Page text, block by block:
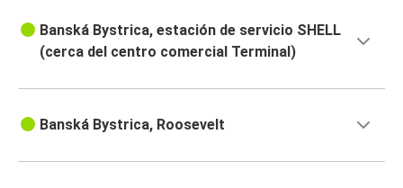
Banská Bystrica, estación de servicio SHELL
(cerca del centro comercial Terminal)
Banská Bystrica, Roosevelt